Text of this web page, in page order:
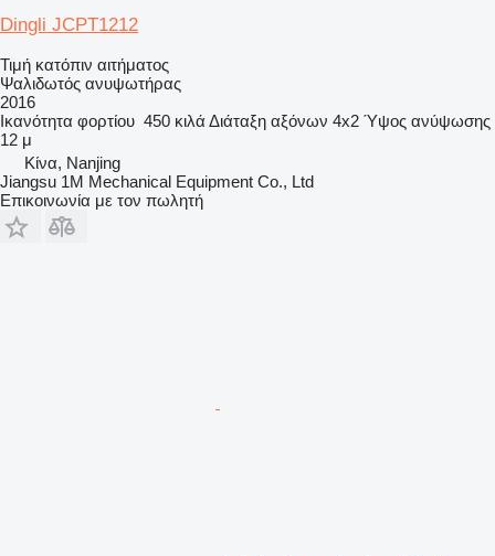
Dingli JCPT1212
Τιμή κατόπιν αιτήματος
Ψαλιδωτός ανυψωτήρας
2016
Ικανότητα φορτίου 450 κιλά Διάταξη αξόνων 4x2 Ύψος ανύψωσης
12 μ
Κίνα, Nanjing
Jiangsu 1M Mechanical Equipment Co., Ltd
Επικοινωνία με τον πωλητή